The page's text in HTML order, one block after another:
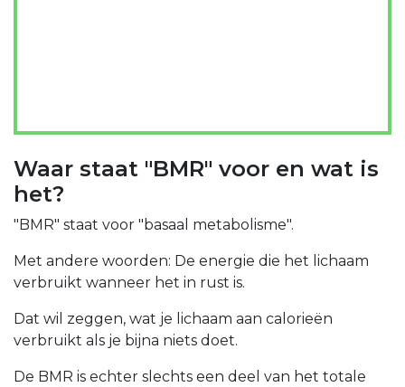
Waar staat "BMR" voor en wat is
het?
"BMR" staat voor "basaal metabolisme".
Met andere woorden: De energie die het lichaam
verbruikt wanneer het in rust is.
Dat wil zeggen, wat je lichaam aan calorieën
verbruikt als je bijna niets doet.
De BMR is echter slechts een deel van het totale